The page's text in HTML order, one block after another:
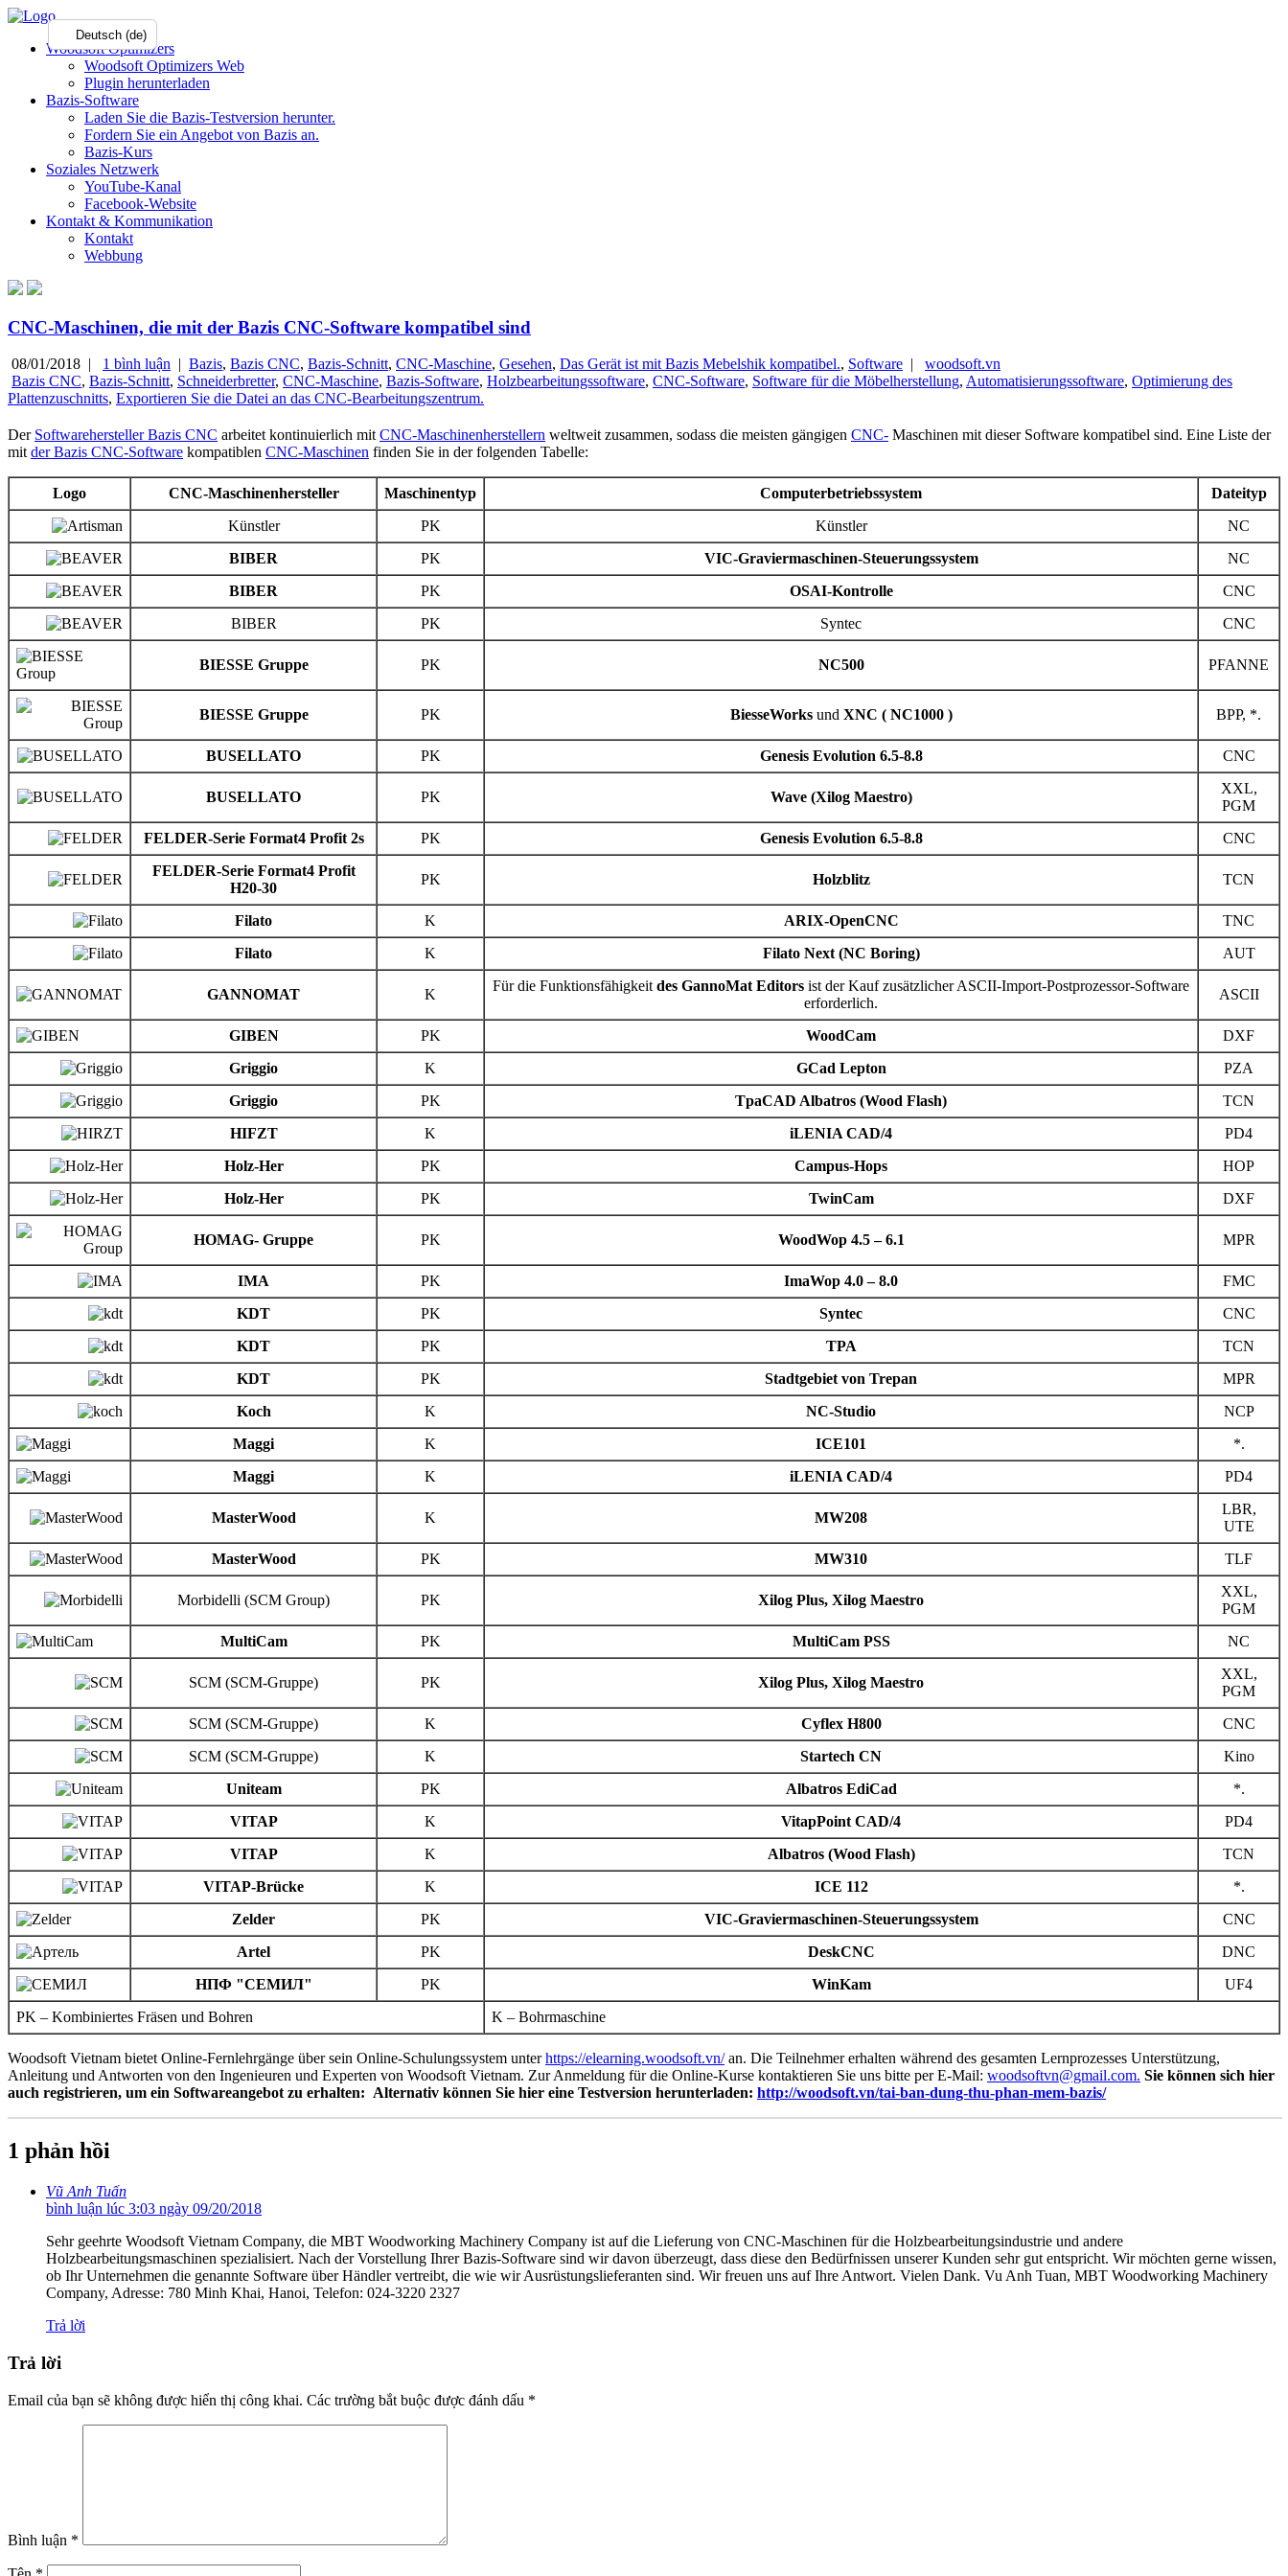
Woodsoft Optimizers
Woodsoft Optimizers Web
Plugin herunterladen
Bazis-Software
Laden Sie die Bazis-Testversion herunter.
Fordern Sie ein Angebot von Bazis an.
Bazis-Kurs
Soziales Netzwerk
YouTube-Kanal
Facebook-Website
Kontakt & Kommunikation
Kontakt
Webbung
CNC-Maschinen, die mit der Bazis CNC-Software kompatibel sind
08/01/2018 | 1 bình luận | Bazis, Bazis CNC, Bazis-Schnitt, CNC-Maschine, Gesehen, Das Gerät ist mit Bazis Mebelshik kompatibel., Software |
woodsoft.vn
Bazis CNC, Bazis-Schnitt, Schneiderbretter, CNC-Maschine, Bazis-Software, Holzbearbeitungssoftware, CNC-Software, Software für die Möbelherstellung, Automatisierungssoftware, Optimierung des
Plattenzuschnitts, Exportieren Sie die Datei an das CNC-Bearbeitungszentrum.
Der Softwarehersteller Bazis CNC arbeitet kontinuierlich mitCNC-Maschinenherstellern weltweit zusammen, sodass die meisten gängigen CNC- Maschinen mit dieser Software kompatibel sind. Eine Liste der
mitder Bazis CNC-Software kompatiblen CNC-Maschinen finden Sie in der folgenden Tabelle:
Logo CNC-Maschinenhersteller Maschinentyp Computerbetriebssystem
Dateityp
Künstler
PK Künstler
NC
BIBER
PK VIC-Graviermaschinen-Steuerungssystem
NC
BIBER
PK OSAI-Kontrolle
CNC
BIBER
PK Syntec CNC
BIESSE Gruppe PK NC500 PFANNE
BIESSE Gruppe PK BiesseWorksund XNC ( NС1000 ) BPP, *.
BUSELLATO PK Genesis Evolution 6.5-8.8 CNC
BUSELLATO PK Wave (Xilog Maestro)
XXL,
PGM
FELDER-Serie Format4 Profit 2s
PK Genesis Evolution 6.5-8.8
CNC
FELDER-Serie Format4 Profit
H20-30
PK Holzblitz TCN
Filato K ARIX-OpenCNC
TNC
Filato
K Filato Next (NC Boring) AUT
GANNOMAT K
Für die Funktionsfähigkeitdes GannoMat Editors ist der Kauf zusätzlicher ASCII-Import-Postprozessor-Software
erforderlich.
ASCII
GIBEN PK WoodCam
DXF
Griggio
K GCad Lepton
PZA
Griggio
PK TpaCAD Albatros (Wood Flash)
TCN
HIFZT
K iLENIA CAD/4
PD4
Holz-Her
PK Campus-Hops
HOP
Holz-Her
PK TwinCam DXF
HOMAG- Gruppe PK WoodWop 4.5 – 6.1 MPR
IMA PK ImaWop 4.0 – 8.0
FMC
KDT
PK Syntec
CNC
KDT
PK TPA
TCN
KDT
PK Stadtgebiet von Trepan
MPR
Koch
K NC-Studio
NCP
Maggi
K ICE101
*.
Maggi
K iLENIA CAD/4 PD4
MasterWood K MW208
LBR,
UTE
MasterWood
PK MW310 TLF
Morbidelli (SCM Group) PK Xilog Plus, Xilog Maestro
XXL,
PGM
MultiCam
PK MultiCam PSS NC
SCM (SCM-Gruppe) PK Xilog Plus, Xilog Maestro
XXL,
PGM
SCM (SCM-Gruppe)
K Cyflex H800
CNC
SCM (SCM-Gruppe)
K Startech CN
Kino
Uniteam
PK Albatros EdiCad
*.
VITAP
K VitapPoint CAD/4
PD4
VITAP
K Albatros (Wood Flash)
TCN
VITAP-Brücke
K ICE 112
*.
Zelder
PK VIC-Graviermaschinen-Steuerungssystem
CNC
Artel
PK DeskCNC
DNC
НПФ "СЕМИЛ"
PK WinKam
UF4
PK – Kombiniertes Fräsen und Bohren
K – Bohrmaschine
Woodsoft Vietnam bietet Online-Fernlehrgänge über sein Online-Schulungssystem unterhttps://elearning.woodsoft.vn/an. Die Teilnehmer erhalten während des gesamten Lernprozesses Unterstützung,
Anleitung und Antworten von den Ingenieuren und Experten von Woodsoft Vietnam. Zur Anmeldung für die Online-Kurse kontaktieren Sie uns bitte per E-Mail: woodsoftvn@gmail.com. Sie können sich hier
auch registrieren, um ein Softwareangebot zu erhalten: Alternativ können Sie hier eine Testversion herunterladen: http://woodsoft.vn/tai-ban-dung-thu-phan-mem-bazis/
1 phản hồi
Vũ Anh Tuấn
bình luận lúc 3:03 ngày 09/20/2018
Sehr geehrte Woodsoft Vietnam Company, die MBT Woodworking Machinery Company ist auf die Lieferung von CNC-Maschinen für die Holzbearbeitungsindustrie und andere
Holzbearbeitungsmaschinen spezialisiert. Nach der Vorstellung Ihrer Bazis-Software sind wir davon überzeugt, dass diese den Bedürfnissen unserer Kunden sehr gut entspricht. Wir möchten gerne wissen,
ob Ihr Unternehmen die genannte Software über Händler vertreibt, die wie wir Ausrüstungslieferanten sind. Wir freuen uns auf Ihre Antwort. Vielen Dank. Vu Anh Tuan, MBT Woodworking Machinery
Company, Adresse: 780 Minh Khai, Hanoi, Telefon: 024-3220 2327
Trả lời
Trả lời
Email của bạn sẽ không được hiển thị công khai. Các trường bắt buộc được đánh dấu *
Bình luận *
Deutsch (de)